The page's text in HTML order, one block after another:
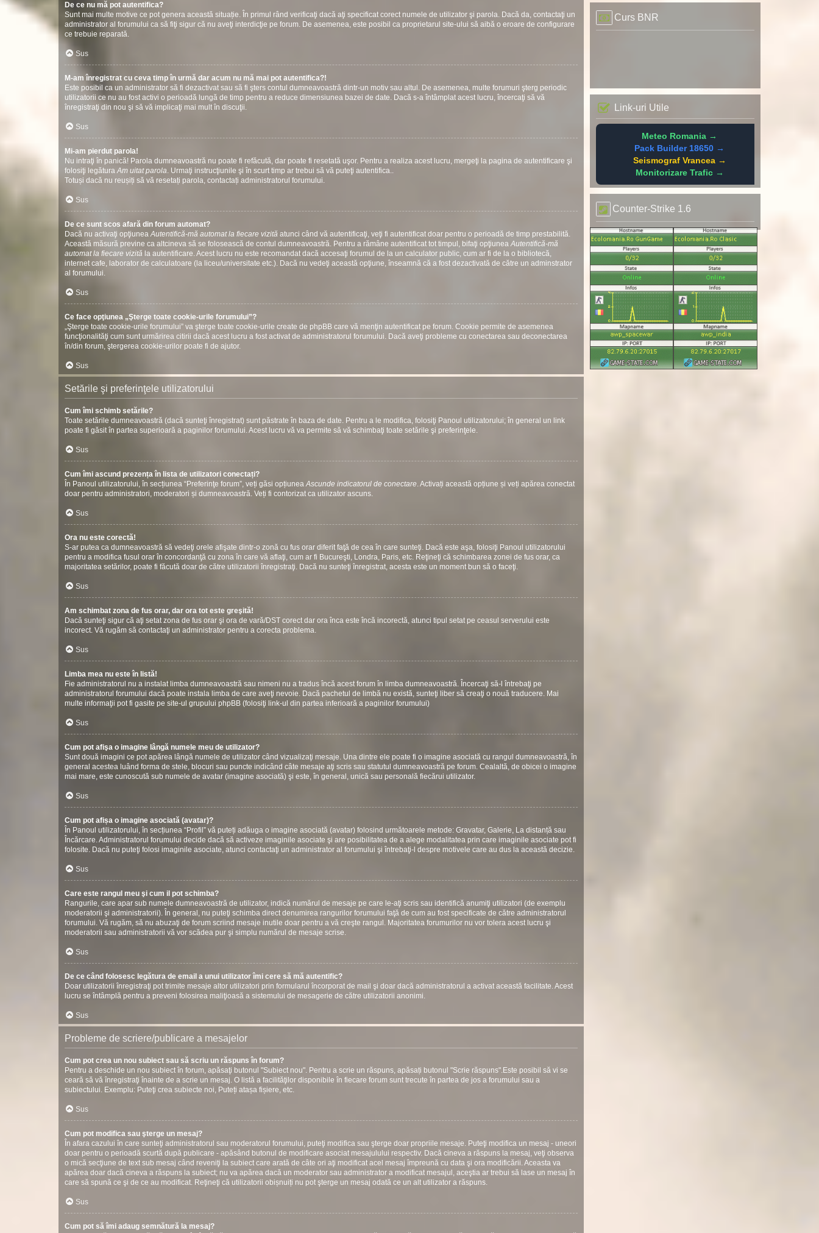
De ce nu mă pot autentifica?
Sunt mai multe motive ce pot genera această situație. În primul rând verificaţi dacă aţi specificat corect numele de utilizator şi parola. Dacă da, contactaţi un
administrator al forumului ca să fiţi sigur că nu aveţi interdicţie pe forum. De asemenea, este posibil ca proprietarul site-ului să aibă o eroare de configurare
ce trebuie reparată.
Sus
M-am înregistrat cu ceva timp în urmă dar acum nu mă mai pot autentifica?!
Este posibil ca un administrator să fi dezactivat sau să fi şters contul dumneavoastră dintr-un motiv sau altul. De asemenea, multe forumuri şterg periodic
utilizatorii ce nu au fost activi o perioadă lungă de timp pentru a reduce dimensiunea bazei de date. Dacă s-a întâmplat acest lucru, încercaţi să vă
înregistraţi din nou şi să vă implicaţi mai mult în discuţii.
Sus
Mi-am pierdut parola!
Nu intraţi în panică! Parola dumneavoastră nu poate fi refăcută, dar poate fi resetată uşor. Pentru a realiza acest lucru, mergeţi la pagina de autentificare şi
folosiţi legăturaAm uitat parola. Urmaţi instrucţiunile şi în scurt timp ar trebui să vă puteţi autentifica..
Totuși dacă nu reușiți să vă resetați parola, contactați administratorul forumului.
Sus
De ce sunt scos afară din forum automat?
Dacă nu activaţi opţiuneaAutentifică-mă automat la fiecare vizită atunci când vă autentificaţi, veţi fi autentificat doar pentru o perioadă de timp prestabilită.
Această măsură previne ca altcineva să se folosească de contul dumneavoastră. Pentru a rămâne autentificat tot timpul, bifaţi opţiuneaAutentifică-mă
automat la fiecare vizită la autentificare. Acest lucru nu este recomandat dacă accesaţi forumul de la un calculator public, cum ar fi de la o bibliotecă,
internet cafe, laborator de calculatoare (la liceu/universitate etc.). Dacă nu vedeţi această opţiune, înseamnă că a fost dezactivată de către un adminstrator
al forumului.
Sus
Ce face opţiunea „Şterge toate cookie-urile forumului”?
„Şterge toate cookie-urile forumului” va şterge toate cookie-urile create de phpBB care vă menţin autentificat pe forum. Cookie permite de asemenea
funcţionalităţi cum sunt urmărirea citirii dacă acest lucru a fost activat de administratorul forumului. Dacă aveţi probleme cu conectarea sau deconectarea
în/din forum, ştergerea cookie-urilor poate fi de ajutor.
Sus
Setările şi preferinţele utilizatorului
Cum îmi schimb setările?
Toate setările dumneavoastră (dacă sunteţi înregistrat) sunt păstrate în baza de date. Pentru a le modifica, folosiţi Panoul utilizatorului; în general un link
poate fi găsit în partea superioară a paginilor forumului. Acest lucru vă va permite să vă schimbaţi toate setările şi preferinţele.
Sus
Cum îmi ascund prezența în lista de utilizatori conectați?
În Panoul utilizatorului, în secțiunea “Preferinţe forum”, veți găsi opțiuneaAscunde indicatorul de conectare. Activați această opțiune și veți apărea conectat
doar pentru administratori, moderatori și dumneavoastră. Veți fi contorizat ca utilizator ascuns.
Sus
Ora nu este corectă!
S-ar putea ca dumneavoastră să vedeţi orele afişate dintr-o zonă cu fus orar diferit faţă de cea în care sunteţi. Dacă este aşa, folosiţi Panoul utilizatorului
pentru a modifica fusul orar în concordanţă cu zona în care vă aflaţi, cum ar fi Bucureşti, Londra, Paris, etc. Reţineţi că schimbarea zonei de fus orar, ca
majoritatea setărilor, poate fi făcută doar de către utilizatorii înregistraţi. Dacă nu sunteţi înregistrat, acesta este un moment bun să o faceţi.
Sus
Am schimbat zona de fus orar, dar ora tot este greşită!
Dacă sunteţi sigur că aţi setat zona de fus orar şi ora de vară/DST corect dar ora înca este încă incorectă, atunci tipul setat pe ceasul serverului este
incorect. Vă rugăm să contactaţi un administrator pentru a corecta problema.
Sus
Limba mea nu este în listă!
Fie administratorul nu a instalat limba dumneavoastră sau nimeni nu a tradus încă acest forum în limba dumneavoastră. Încercaţi să-l întrebaţi pe
administratorul forumului dacă poate instala limba de care aveţi nevoie. Dacă pachetul de limbă nu există, sunteţi liber să creaţi o nouă traducere. Mai
multe informaţii pot fi gasite pe site-ul grupului phpBB (folosiţi link-ul din partea inferioară a paginilor forumului)
Sus
Cum pot afişa o imagine lângă numele meu de utilizator?
Sunt două imagini ce pot apărea lângă numele de utilizator când vizualizaţi mesaje. Una dintre ele poate fi o imagine asociată cu rangul dumneavoastră, în
general acestea luând forma de stele, blocuri sau puncte indicând câte mesaje aţi scris sau statutul dumneavoastră pe forum. Cealaltă, de obicei o imagine
mai mare, este cunoscută sub numele de avatar (imagine asociată) şi este, în general, unică sau personală fiecărui utilizator.
Sus
Cum pot afișa o imagine asociată (avatar)?
În Panoul utilizatorului, în secțiunea “Profil” vă puteți adăuga o imagine asociată (avatar) folosind următoarele metode: Gravatar, Galerie, La distanță sau
Încărcare. Administratorul forumului decide dacă să activeze imaginile asociate şi are posibilitatea de a alege modalitatea prin care imaginile asociate pot fi
folosite. Dacă nu puteţi folosi imaginile asociate, atunci contactaţi un administrator al forumului şi întrebaţi-l despre motivele care au dus la această decizie.
Sus
Care este rangul meu şi cum il pot schimba?
Rangurile, care apar sub numele dumneavoastră de utilizator, indică numărul de mesaje pe care le-aţi scris sau identifică anumiţi utilizatori (de exemplu
moderatorii şi administratorii). În general, nu puteţi schimba direct denumirea rangurilor forumului faţă de cum au fost specificate de către administratorul
forumului. Vă rugăm, să nu abuzaţi de forum scriind mesaje inutile doar pentru a vă creşte rangul. Majoritatea forumurilor nu vor tolera acest lucru şi
moderatorii sau administratorii vă vor scădea pur şi simplu numărul de mesaje scrise.
Sus
De ce când folosesc legătura de email a unui utilizator îmi cere să mă autentific?
Doar utilizatorii înregistraţi pot trimite mesaje altor utilizatori prin formularul încorporat de mail şi doar dacă administratorul a activat această facilitate. Acest
lucru se întâmplă pentru a preveni folosirea maliţioasă a sistemului de mesagerie de către utilizatorii anonimi.
Sus
Probleme de scriere/publicare a mesajelor
Cum pot crea un nou subiect sau să scriu un răspuns în forum?
Pentru a deschide un nou subiect în forum, apăsaţi butonul "Subiect nou". Pentru a scrie un răspuns, apăsați butonul "Scrie răspuns".Este posibil să vi se
ceară să vă înregistraţi înainte de a scrie un mesaj. O listă a facilităţilor disponibile în fiecare forum sunt trecute în partea de jos a forumului sau a
subiectului. Exemplu: Puteţi crea subiecte noi, Puteți atașa fișiere, etc.
Sus
Cum pot modifica sau şterge un mesaj?
În afara cazului în care sunteţi administratorul sau moderatorul forumului, puteţi modifica sau şterge doar propriile mesaje. Puteţi modifica un mesaj - uneori
doar pentru o perioadă scurtă după publicare - apăsând butonul de modificare asociat mesajulului respectiv. Dacă cineva a răspuns la mesaj, veţi observa
o mică secţiune de text sub mesaj când reveniţi la subiect care arată de câte ori aţi modificat acel mesaj împreună cu data şi ora modificării. Aceasta va
apărea doar dacă cineva a răspuns la subiect; nu va apărea dacă un moderator sau administrator a modificat mesajul, aceştia ar trebui să lase un mesaj în
care să spună ce şi de ce au modificat. Reţineţi că utilizatorii obișnuiți nu pot şterge un mesaj odată ce un alt utilizator a răspuns.
Sus
Cum pot să îmi adaug semnătură la mesaj?
Curs BNR
Link-uri Utile
Meteo Romania →
Pack Builder 18650 →
Seismograf Vrancea →
Monitorizare Trafic →
Counter-Strike 1.6